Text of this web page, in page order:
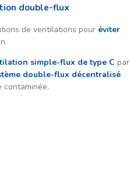
double-flux
de ventilations pour éviter
simple-flux de type C par
double-flux décentralisé
contaminée.